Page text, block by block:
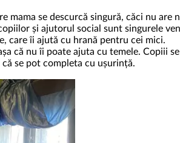
se descurcă singură, căci nu are
și ajutorul social sunt singurele
care îi ajută cu hrană pentru cei mici.
că nu îi poate ajuta cu temele. Copiii
se pot completa cu ușurință.